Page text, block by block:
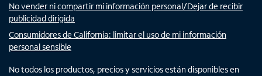
No vender ni compartir mi información personal/Dejar de recibir
publicidad dirigida
Consumidores de California: limitar el uso de mi información
personal sensible
No todos los productos, precios y servicios están disponibles en